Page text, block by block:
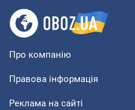
Про компанію
Правова інформація
Реклама на сайті